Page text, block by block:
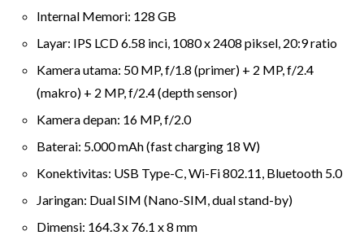
Internal Memori: 128 GB
Layar: IPS LCD 6.58 inci, 1080 x 2408 piksel, 20:9 ratio
Kamera utama: 50 MP, f/1.8 (primer) + 2 MP, f/2.4
(makro) + 2 MP, f/2.4 (depth sensor)
Kamera depan: 16 MP, f/2.0
Baterai: 5.000 mAh (fast charging 18 W)
Konektivitas: USB Type-C, Wi-Fi 802.11, Bluetooth 5.0
Jaringan: Dual SIM (Nano-SIM, dual stand-by)
Dimensi: 164.3 x 76.1 x 8 mm